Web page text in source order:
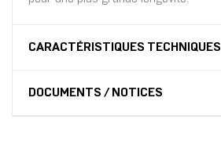
CARACTÉRISTIQUES TECHNIQUES
DOCUMENTS / NOTICES